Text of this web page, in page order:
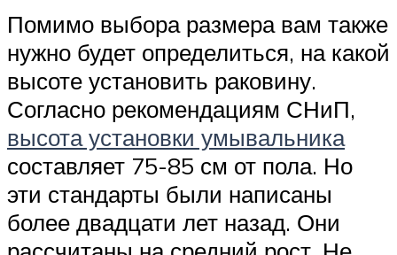
Помимо выбора размера вам также
нужно будет определиться, на какой
высоте установить раковину.
Согласно рекомендациям СНиП,
высота установки умывальника
составляет 75-85 см от пола. Но
эти стандарты были написаны
более двадцати лет назад. Они